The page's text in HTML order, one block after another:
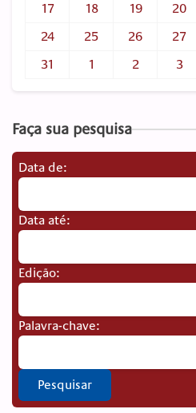
17
18 19 20
24
25 26 27
31
1 2 3
Faça sua pesquisa
Data de:
Data até:
Edição:
Palavra-chave:
Pesquisar